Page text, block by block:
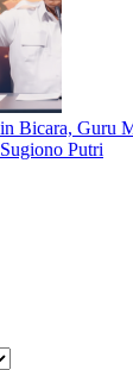
Bicara, Guru
Putri